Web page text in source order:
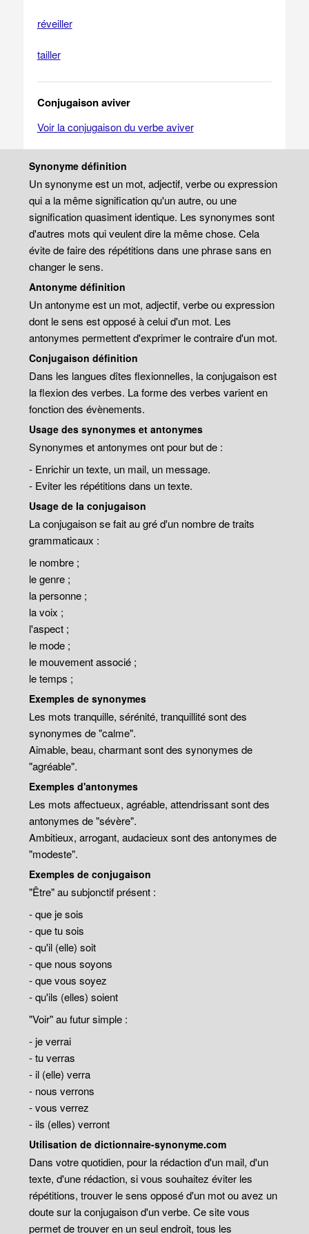
réveiller
tailler
Conjugaison aviver
Voir la conjugaison du verbe aviver
Synonyme définition
Un synonyme est un mot, adjectif, verbe ou expression
qui a la même signification qu'un autre, ou une
signification quasiment identique. Les synonymes sont
d'autres mots qui veulent dire la même chose. Cela
évite de faire des répétitions dans une phrase sans en
changer le sens.
Antonyme définition
Un antonyme est un mot, adjectif, verbe ou expression
dont le sens est opposé à celui d'un mot. Les
antonymes permettent d'exprimer le contraire d'un mot.
Conjugaison définition
Dans les langues dîtes flexionnelles, la conjugaison est
la flexion des verbes. La forme des verbes varient en
fonction des évènements.
Usage des synonymes et antonymes
Synonymes et antonymes ont pour but de :
- Enrichir un texte, un mail, un message.
- Eviter les répétitions dans un texte.
Usage de la conjugaison
La conjugaison se fait au gré d'un nombre de traits
grammaticaux :
le nombre ;
le genre ;
la personne ;
la voix ;
l'aspect ;
le mode ;
le mouvement associé ;
le temps ;
Exemples de synonymes
Les mots tranquille, sérénité, tranquillité sont des
synonymes de "calme".
Aimable, beau, charmant sont des synonymes de
"agréable".
Exemples d'antonymes
Les mots affectueux, agréable, attendrissant sont des
antonymes de "sévère".
Ambitieux, arrogant, audacieux sont des antonymes de
"modeste".
Exemples de conjugaison
"Être" au subjonctif présent :
- que je sois
- que tu sois
- qu'il (elle) soit
- que nous soyons
- que vous soyez
- qu'ils (elles) soient
"Voir" au futur simple :
- je verrai
- tu verras
- il (elle) verra
- nous verrons
- vous verrez
- ils (elles) verront
Utilisation de dictionnaire-synonyme.com
Dans votre quotidien, pour la rédaction d'un mail, d'un
texte, d'une rédaction, si vous souhaitez éviter les
répétitions, trouver le sens opposé d'un mot ou avez un
doute sur la conjugaison d'un verbe. Ce site vous
permet de trouver en un seul endroit, tous les